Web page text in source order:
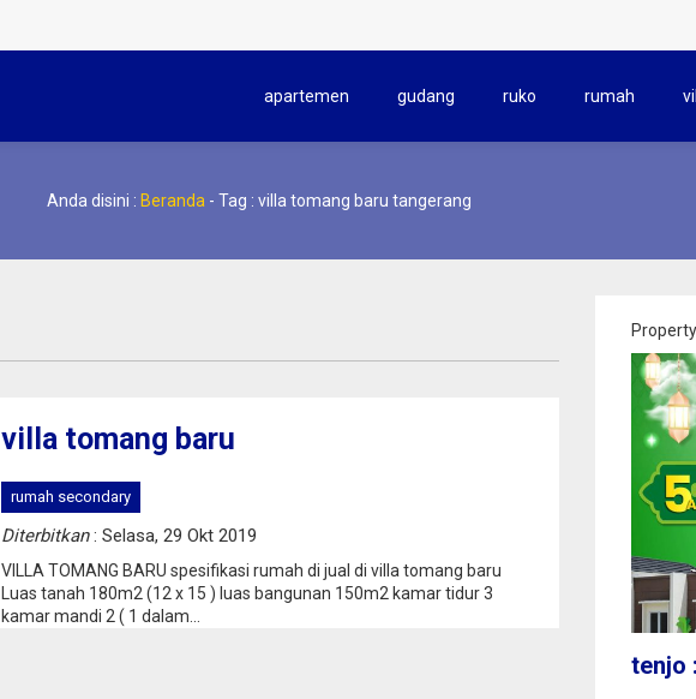
apartemen gudang ruko rumah
Anda disini : Beranda - Tag : villa tomang baru tangerang
villa tomang baru
rumah secondary
Diterbitkan: Selasa, 29 Okt 2019
VILLA TOMANG BARU spesifikasi rumah di jual di villa tomang baru
Luas tanah 180m2 (12 x 15 ) luas bangunan 150m2 kamar tidur 3
kamar mandi 2 ( 1 dalam...
tenjo